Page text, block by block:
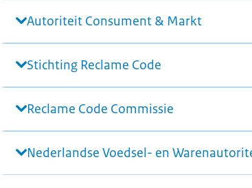
Autoriteit Consument & Markt
Stichting Reclame Code
Reclame Code Commissie
Nederlandse Voedsel- en